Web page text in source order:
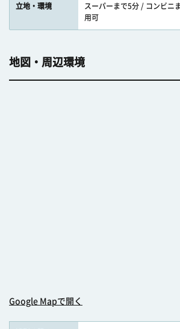
立地・環境
スーパーまで5分 / コンビニ
用可
地図・周辺環境
Google Mapで開く